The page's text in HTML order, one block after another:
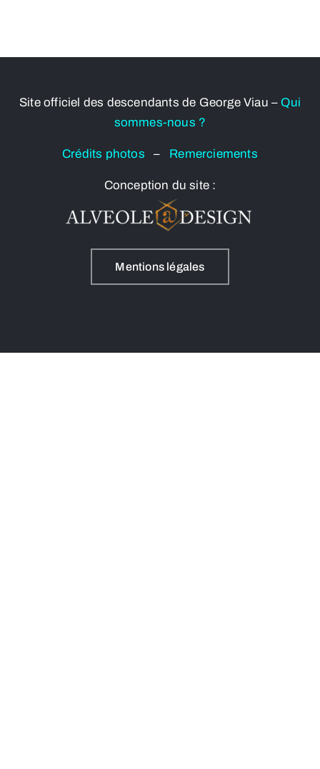
Site officiel des descendants de George Viau – Qui
sommes-nous ?
Crédits photos– Remerciements
Conception du site :
Mentions légales